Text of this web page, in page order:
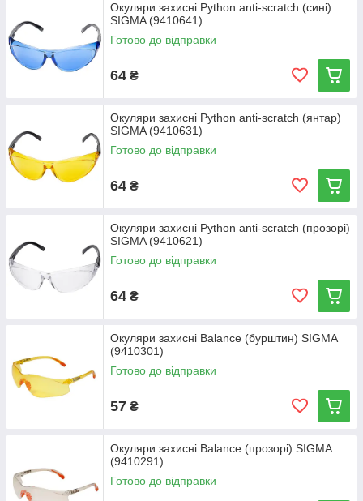
Окуляри захисні Python anti-scratch (сині)
SIGMA (9410641)
Готово до відправки
64 ₴
Окуляри захисні Python anti-scratch (янтар)
SIGMA (9410631)
Готово до відправки
64 ₴
Окуляри захисні Python anti-scratch (прозорі)
SIGMA (9410621)
Готово до відправки
64 ₴
Окуляри захисні Balance (бурштин) SIGMA
(9410301)
Готово до відправки
57 ₴
Окуляри захисні Balance (прозорі) SIGMA
(9410291)
Готово до відправки